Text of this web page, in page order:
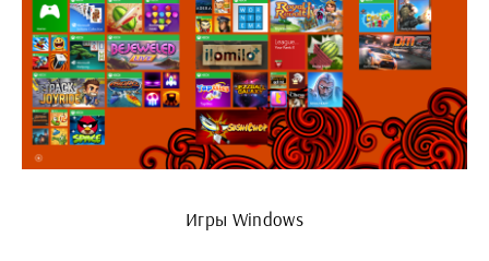
Игры Windows